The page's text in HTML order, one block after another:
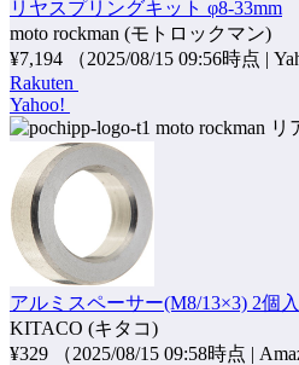
リヤスプリングキット φ8-33mm
moto rockman (モトロックマン)
¥7,194
（2025/08/15 09:56時点 |
Rakuten
Yahoo!
アルミスペーサー(M8/13×3) 2個
KITACO (キタコ)
¥329
（2025/08/15 09:58時点 |